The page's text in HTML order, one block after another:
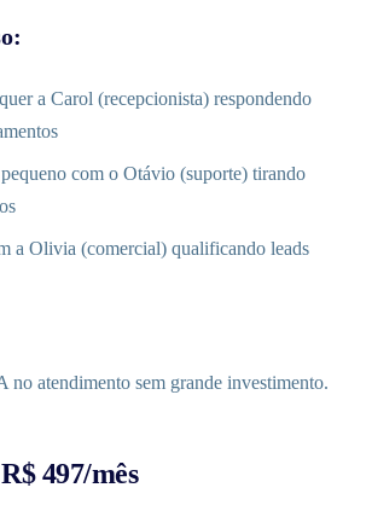
a Carol (recepcionista) respondendo
com o Otávio (suporte) tirando
a Olivia (comercial) qualificando leads
no atendimento sem grande investimento.
497/mês